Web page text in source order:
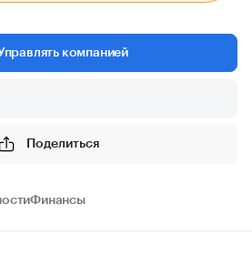
компанией
Поделиться
Финансы